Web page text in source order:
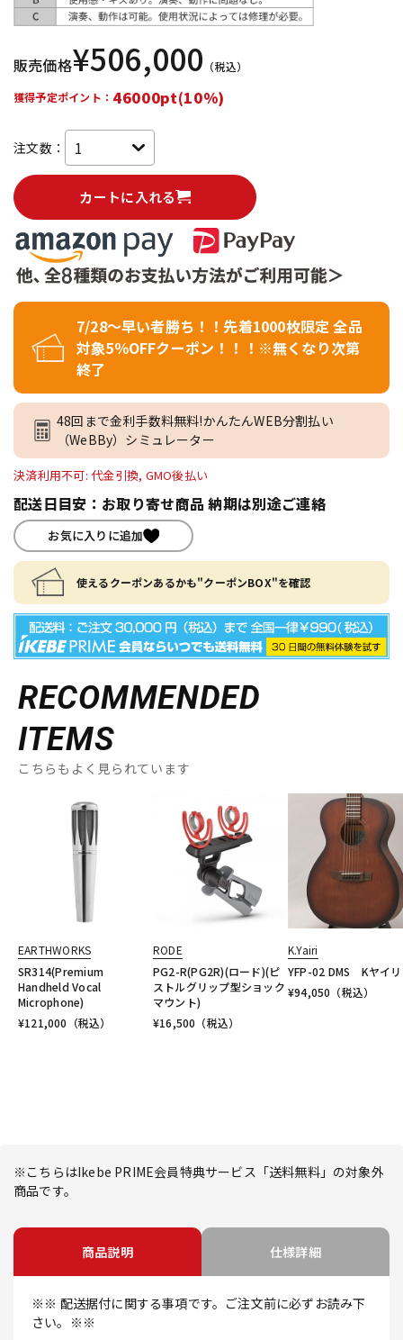
販売価格¥506,000 （税込）
獲得予定ポイント： 46000pt(10%)
注文数：
カートに入れる
7/28～早い者勝ち！！先着1000枚限定 全品
対象5％OFFクーポン！！！※無くなり次第
終了
48回まで金利手数料無料!かんたんWEB分割払い
（WeBBy）シミュレーター
決済利用不可: 代金引換, GMO後払い
配送日目安：お取り寄せ商品 納期は別途ご連絡
お気に入りに追加
使えるクーポンあるかも"クーポンBOX"を確認
RECOMMENDED
ITEMS
こちらもよく見られています
EARTHWORKS
SR314(Premium
Handheld Vocal
Microphone)
¥121,000 （税込）
RODE
PG2-R(PG2R)(ロード)(ピ
ストルグリップ型ショック
マウント)
¥16,500 （税込）
K.Yairi
YFP-02 DMS Kヤイリ
¥94,050 （税込）
※こちらはIkebe PRIME会員特典サービス「送料無料」の対象外
商品です。
商品説明 仕様詳細
※※ 配送据付に関する事項です。ご注文前に必ずお読み下
さい。※※